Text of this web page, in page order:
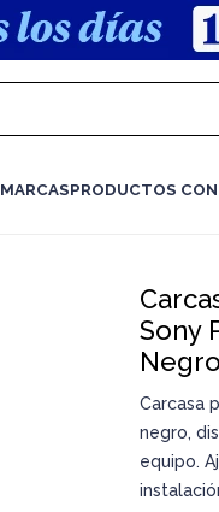
MARCASPRODUCTOS
Sony
Negro
Carcasa
negro,
equipo.